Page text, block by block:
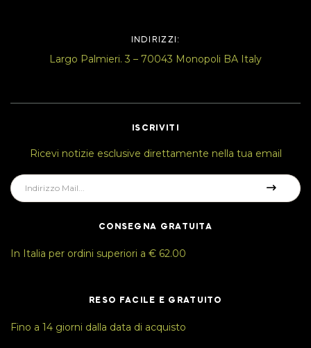
INDIRIZZI:
Largo Palmieri. 3 – 70043 Monopoli BA Italy
ISCRIVITI
Ricevi notizie esclusive direttamente nella tua email
CONSEGNA GRATUITA
In Italia per ordini superiori a € 62.00
RESO FACILE E GRATUITO
Fino a 14 giorni dalla data di acquisto